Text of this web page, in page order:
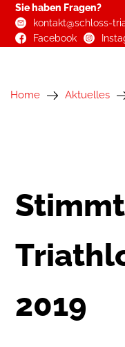
Zum
Sie haben Fragen?
kontakt@schloss-
Facebook
Home Aktuelles
2019